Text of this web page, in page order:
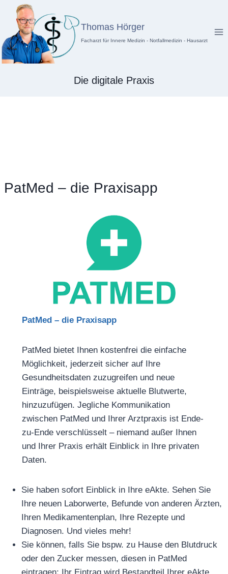
Inhalt
springen
Thomas Hörger
Facharzt für Innere Medizin - Notfallmedizin - Hausarzt
Die digitale Praxis
PatMed – die Praxisapp
PatMed – die Praxisapp
PatMed bietet Ihnen kostenfrei die einfache
Möglichkeit, jederzeit sicher auf Ihre
Gesundheitsdaten zuzugreifen und neue
Einträge, beispielsweise aktuelle Blutwerte,
hinzuzufügen. Jegliche Kommunikation
zwischen PatMed und Ihrer Arztpraxis ist Ende-
zu-Ende verschlüsselt – niemand außer Ihnen
und Ihrer Praxis erhält Einblick in Ihre privaten
Daten.
Sie haben sofort Einblick in Ihre eAkte. Sehen Sie
Ihre neuen Laborwerte, Befunde von anderen Ärzten,
Ihren Medikamentenplan, Ihre Rezepte und
Diagnosen. Und vieles mehr!
Sie können, falls Sie bspw. zu Hause den Blutdruck
oder den Zucker messen, diesen in PatMed